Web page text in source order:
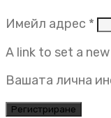
Имейл адрес *
A link to set a
Вашата лична
Регистриране